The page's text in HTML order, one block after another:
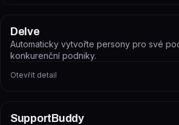
Delve
Automaticky vytvořte persony pro své
konkurenční podniky.
Otevřít detail
SupportBuddy